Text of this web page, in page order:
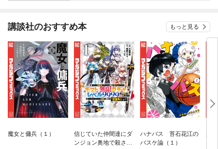
講談社のおすすめ本 もっと見る
魔女と傭兵（１）
信じていた仲間達にダ
ンジョン奥地で殺され
ハナバス 苔石花江の
バスケ論（１）
追